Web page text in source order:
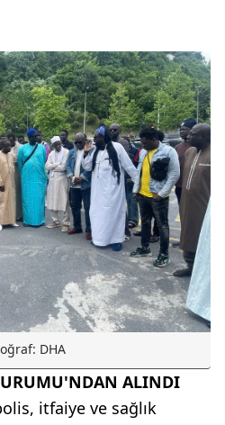
DHA
ALINDI
itfaiye ve sağlık